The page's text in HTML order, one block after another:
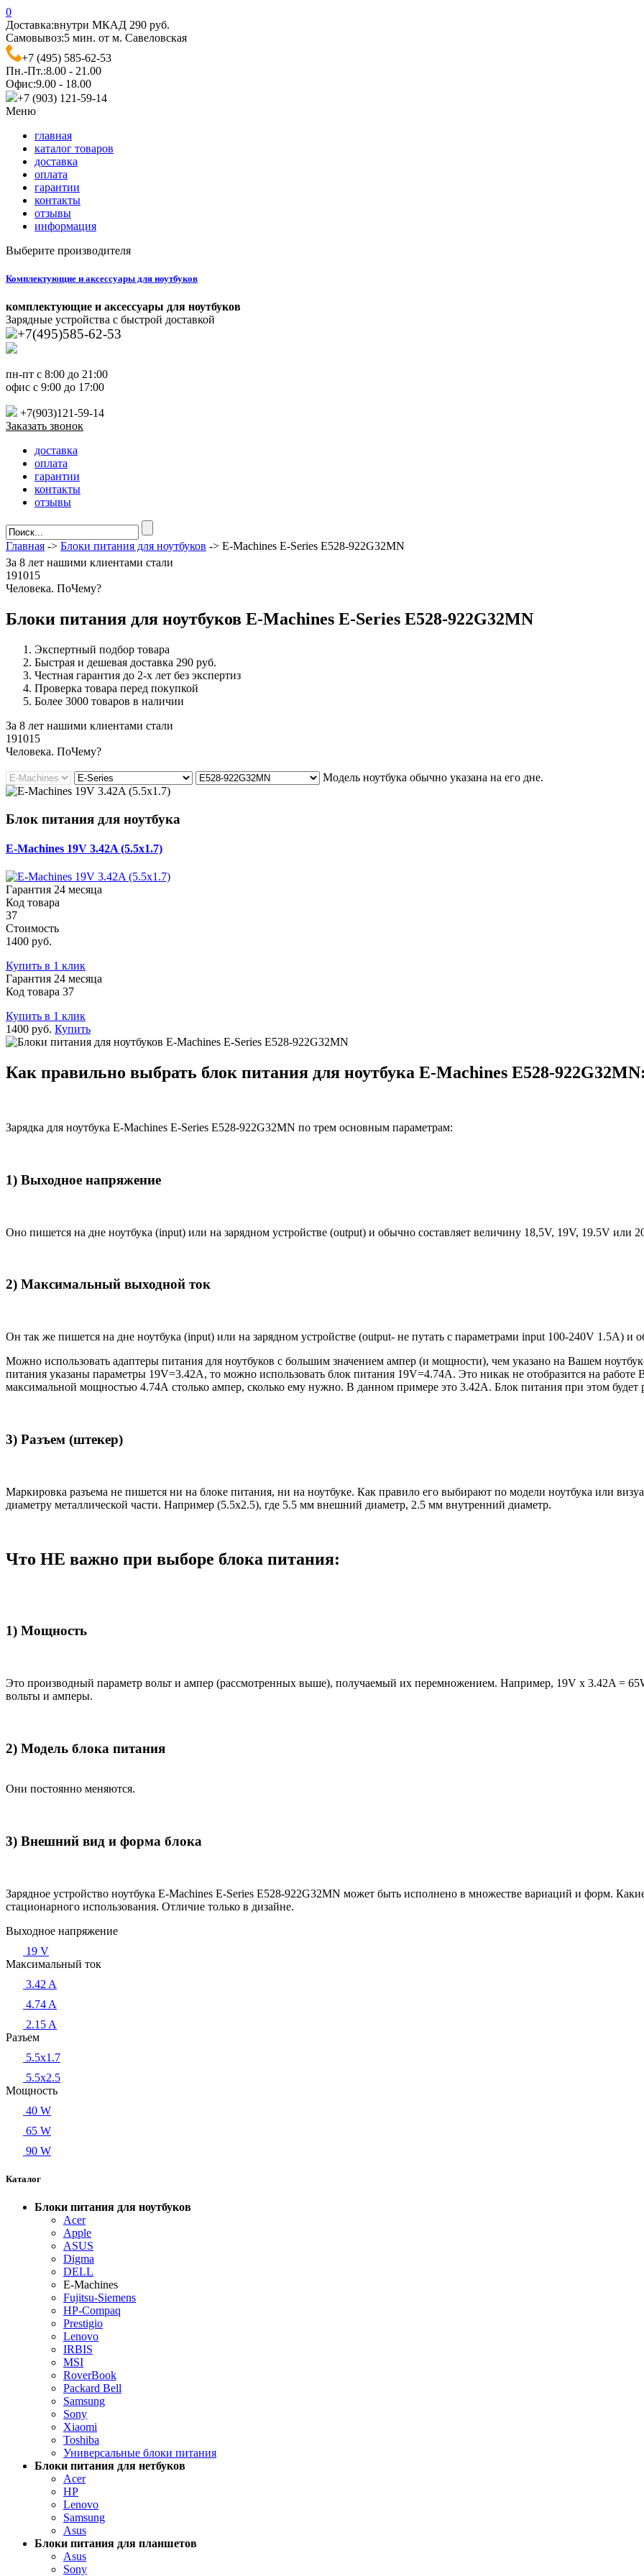
0
Доставка:внутри МКАД 290 руб.
Самовывоз:5 мин. от м. Савеловская
+7 (495) 585-62-53
Пн.-Пт.:8.00 - 21.00
Офис:9.00 - 18.00
+7 (903) 121-59-14
Меню
главная
каталог товаров
доставка
оплата
гарантии
контакты
отзывы
информация
Выберите производителя
Комплектующие и аксессуары для ноутбуков
комплектующие и аксессуары для ноутбуков
Зарядные устройства с быстрой доставкой
+7(495)585-62-53
пн-пт с 8:00 до 21:00
офис с 9:00 до 17:00
+7(903)121-59-14
Заказать звонок
доставка
оплата
гарантии
контакты
отзывы
Главная -> Блоки питания для ноутбуков -> E-Machines E-Series E528-922G32MN
За 8 лет нашими клиентами стали
191015
Человека. ПоЧему?
Блоки питания для ноутбуков E-Machines E-Series E528-922G32MN
Экспертный подбор товара
Быстрая и дешевая доставка 290 руб.
Честная гарантия до 2-х лет без экспертиз
Проверка товара перед покупкой
Более 3000 товаров в наличии
За 8 лет нашими клиентами стали
191015
Человека. ПоЧему?
Модель ноутбука обычно указана на его дне.
Блок питания для ноутбука
E-Machines 19V 3.42A (5.5x1.7)
Гарантия 24 месяца
Код товара
37
Стоимость
1400 руб.
Купить в 1 клик
Гарантия 24 месяца
Код товара 37
Купить в 1 клик
1400 руб. Купить
Как правильно выбрать блок питания для ноутбука E-Machines E528-922G32MN:
Зарядка для ноутбука E-Machines E-Series E528-922G32MN по трем основным параметрам:
1) Выходное напряжение
Оно пишется на дне ноутбука (input) или на зарядном устройстве (output) и обычно составляет величину 18,5V, 19V, 19.5V или
2) Максимальный выходной ток
Он так же пишется на дне ноутбука (input) или на зарядном устройстве (output- не путать с параметрами input 100-240V 1.5A) и
Можно использовать адаптеры питания для ноутбуков с большим значением ампер (и мощности), чем указано на Вашем
питания указаны параметры 19V=3.42A, то можно использовать блок питания 19V=4.74A. Это никак не отобразится на работе
максимальной мощностью 4.74А столько ампер, сколько ему нужно. В данном примере это 3.42А. Блок питания при этом будет
3) Разъем (штекер)
Маркировка разъема не пишется ни на блоке питания, ни на ноутбуке. Как правило его выбирают по модели ноутбука или
диаметру металлической части. Например (5.5x2.5), где 5.5 мм внешний диаметр, 2.5 мм внутренний диаметр.
Что НЕ важно при выборе блока питания:
1) Мощность
Это производный параметр вольт и ампер (рассмотренных выше), получаемый их перемножением. Например, 19V x 3.42A =
вольты и амперы.
2) Модель блока питания
Они постоянно меняются.
3) Внешний вид и форма блока
Зарядное устройство ноутбука E-Machines E-Series E528-922G32MN может быть исполнено в множестве вариаций и форм.
стационарного использования. Отличие только в дизайне.
Выходное напряжение
19 V
Максимальный ток
3.42 A
4.74 A
2.15 A
Разъем
5.5x1.7
5.5x2.5
Мощность
40 W
65 W
90 W
Каталог
Блоки питания для ноутбуков
Acer
Apple
ASUS
Digma
DELL
E-Machines
Fujitsu-Siemens
HP-Compaq
Prestigio
Lenovo
IRBIS
MSI
RoverBook
Packard Bell
Samsung
Sony
Xiaomi
Toshiba
Универсальные блоки питания
Блоки питания для нетбуков
Acer
HP
Lenovo
Samsung
Asus
Блоки питания для планшетов
Asus
Sony